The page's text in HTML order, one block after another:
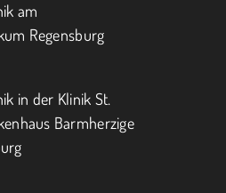
am
Regensburg
in der Klinik St.
Barmherzige